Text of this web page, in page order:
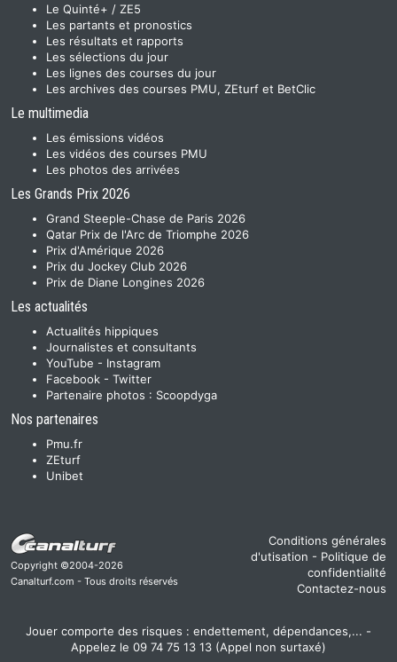
Le Quinté+ / ZE5
Les partants et pronostics
Les résultats et rapports
Les sélections du jour
Les lignes des courses du jour
Les archives des courses PMU, ZEturf et BetClic
Le multimedia
Les émissions vidéos
Les vidéos des courses PMU
Les photos des arrivées
Les Grands Prix 2026
Grand Steeple-Chase de Paris 2026
Qatar Prix de l'Arc de Triomphe 2026
Prix d'Amérique 2026
Prix du Jockey Club 2026
Prix de Diane Longines 2026
Les actualités
Actualités hippiques
Journalistes et consultants
YouTube - Instagram
Facebook - Twitter
Partenaire photos : Scoopdyga
Nos partenaires
Pmu.fr
ZEturf
Unibet
Copyright ©2004-2026
Canalturf.com - Tous droits réservés
Conditions générales
d'utisation - Politique de
confidentialité
Contactez-nous
Jouer comporte des risques : endettement, dépendances,... -
Appelez le 09 74 75 13 13 (Appel non surtaxé)